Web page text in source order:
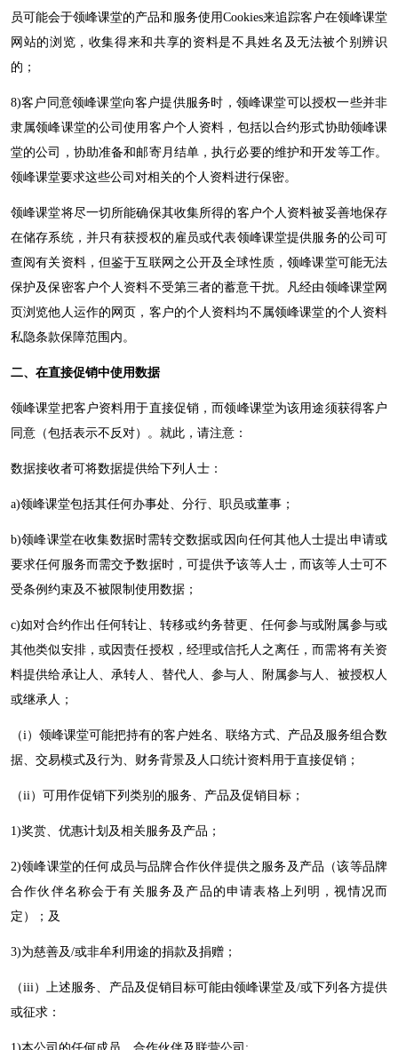
员可能会于领峰课堂的产品和服务使用Cookies来追踪客户在领峰课堂
网 站的浏览，收集得来和共享的资料是不具姓名及无法被个别辨识
的；
8)客户同意领峰课堂向客户提供服务时， 领峰课堂可以授权一些并非
隶属领峰课堂的公司使用客户个人资料，包括以合约形式协助领峰课
堂的公司，协助准备和邮寄月结单，执行必要的维护和开发等工作。
领峰课堂要求这些公司对相关的个人资料进行保密。
领峰课堂将尽一切所能确保其收集所得的客户个人资料被妥善地保存
在储存系统，并只有获授权的雇员或代表领峰课堂提供服务的公司可
查阅有关资料，但鉴于互联网之公开及全球性质，领峰课堂可能无法
保护及保密客户个人资料不受第三者的蓄意干扰。凡经由领峰课堂网
页浏览他人运作的网页，客户的个人资料均不属领峰课堂的个人资料
私隐条款保障范围内。
二、在直接促销中使用数据
领峰课堂把客户资料用于直接促销，而领峰课堂为该用途须获得客户
同意（包括表示不反对）。就此，请注意：
数据接收者可将数据提供给下列人士：
a)领峰课堂包括其任何办事处、分行、职员或董事；
b)领峰课堂在收集数据时需转交数据或因向任何其他人士提出申请或
要求任何服务而需交予数据时，可提供予该等人士，而该等人士可不
受条例约束及不被限制使用数据；
c)如对合约作出任何转让、转移或约务替更、任何参与或附属参与或
其他类似安排，或因责任授权，经理或信托人之离任，而需将有关资
料提供给承让人、承转人、替代人、参与人、附属参与人、被授权人
或继承人；
（i） 领峰课堂可能把持有的客户姓名、联络方式、产品及服务组合数
据、交易模式及行为、财务背景及人口统计资料用于直接促销；
（ii）可用作促销下列类别的服务、产品及促销目标；
1)奖赏、优惠计划及相关服务及产品；
2)领峰课堂的任何成员与品牌合作伙伴提供之服务及产品（该等品牌
合作伙伴名称会于有关服务及产品的申请表格上列明，视情况而
定）；及
3)为慈善及/或非牟利用途的捐款及捐赠；
（iii）上述服务、产品及促销目标可能由领峰课堂及/或下列各方提供
或征求：